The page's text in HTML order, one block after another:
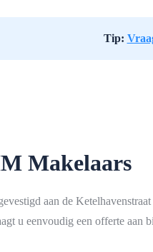
Tip:
Makelaars
aan de
u eenvoudig een offerte aan